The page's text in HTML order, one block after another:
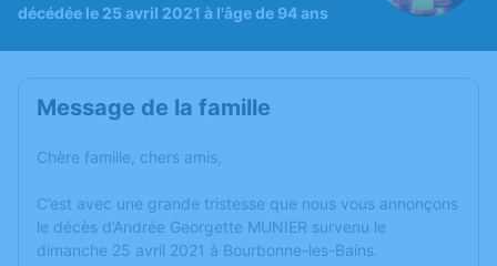
décédée le 25 avril 2021 à l'âge de 94 ans
Message de la famille
Chère famille, chers amis,
C’est avec une grande tristesse que nous vous annonçons
le décès d’Andrée Georgette MUNIER survenu le
dimanche 25 avril 2021 à Bourbonne-les-Bains.